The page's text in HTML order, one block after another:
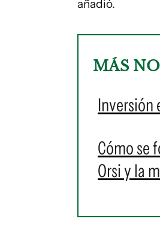
añadió.
MÁS
Inversión
Cómo se
Orsi y la